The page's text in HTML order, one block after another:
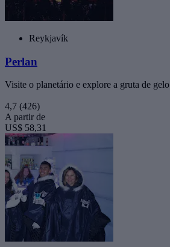
Reykjavík
Perlan
Visite o planetário e explore a gruta de gelo
4,7 (426)
A partir de
US$ 58,31